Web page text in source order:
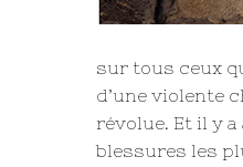
sur tous ceux
d’une violente
révolue. Et il y
blessures les